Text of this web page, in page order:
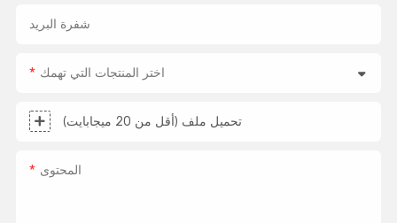
شفرة البريد
اختر المنتجات التي تهمك
تحميل ملف (أقل من 20 ميجابايت)
المحتوى